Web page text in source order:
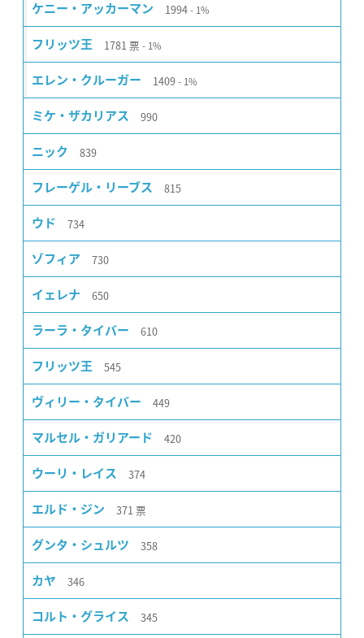
ケニー・アッカーマン 1994 1%
フリッツ王 1781 票 1%
エレン・クルーガー 1409 1%
ミケ・ザカリアス 990
ニック 839
フレーゲル・リーブス 815
ウド 734
ゾフィア 730
イェレナ 650
ラーラ・タイバー 610
フリッツ王 545
ヴィリー・タイバー 449
マルセル・ガリアード 420
ウーリ・レイス 374
エルド・ジン 371 票
グンタ・シュルツ 358
カヤ 346
コルト・グライス 345